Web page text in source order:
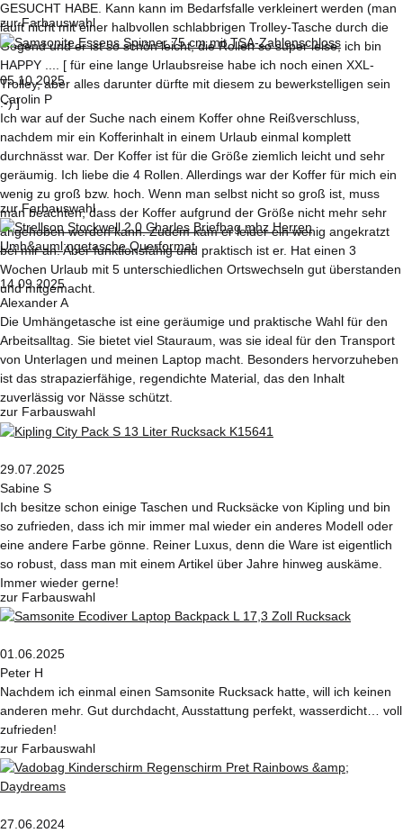
GESUCHT HABE. Kann kann im Bedarfsfalle verkleinert werden (man
läuft nicht mit einer halbvollen schlabbrigen Trolley-Tasche durch die
Gegend und er ist so schön leicht, die Rollen so super leise, ich bin
HAPPY .... [ für eine lange Urlaubsreise habe ich noch einen XXL-
Trolley, aber alles darunter dürfte mit diesem zu bewerkstelligen sein
:-) ]
zur Farbauswahl
05.10.2025
Carolin P
Ich war auf der Suche nach einem Koffer ohne Reißverschluss,
nachdem mir ein Kofferinhalt in einem Urlaub einmal komplett
durchnässt war. Der Koffer ist für die Größe ziemlich leicht und sehr
geräumig. Ich liebe die 4 Rollen. Allerdings war der Koffer für mich ein
wenig zu groß bzw. hoch. Wenn man selbst nicht so groß ist, muss
man beachten, dass der Koffer aufgrund der Größe nicht mehr sehr
angehoben werden kann. Zudem kam er leider ein wenig angekratzt
bei mir an. Aber funktionsfähig und praktisch ist er. Hat einen 3
Wochen Urlaub mit 5 unterschiedlichen Ortswechseln gut überstanden
und mitgemacht.
zur Farbauswahl
14.09.2025
Alexander A
Die Umhängetasche ist eine geräumige und praktische Wahl für den
Arbeitsalltag. Sie bietet viel Stauraum, was sie ideal für den Transport
von Unterlagen und meinen Laptop macht. Besonders hervorzuheben
ist das strapazierfähige, regendichte Material, das den Inhalt
zuverlässig vor Nässe schützt.
zur Farbauswahl
29.07.2025
Sabine S
Ich besitze schon einige Taschen und Rucksäcke von Kipling und bin
so zufrieden, dass ich mir immer mal wieder ein anderes Modell oder
eine andere Farbe gönne. Reiner Luxus, denn die Ware ist eigentlich
so robust, dass man mit einem Artikel über Jahre hinweg auskäme.
Immer wieder gerne!
zur Farbauswahl
01.06.2025
Peter H
Nachdem ich einmal einen Samsonite Rucksack hatte, will ich keinen
anderen mehr. Gut durchdacht, Ausstattung perfekt, wasserdicht… voll
zufrieden!
zur Farbauswahl
27.06.2024